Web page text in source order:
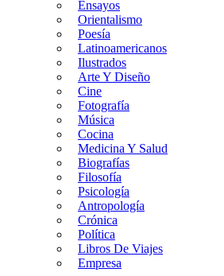
Ensayos
Orientalismo
Poesía
Latinoamericanos
Ilustrados
Arte Y Diseño
Cine
Fotografía
Música
Cocina
Medicina Y Salud
Biografías
Filosofía
Psicología
Antropología
Crónica
Política
Libros De Viajes
Empresa